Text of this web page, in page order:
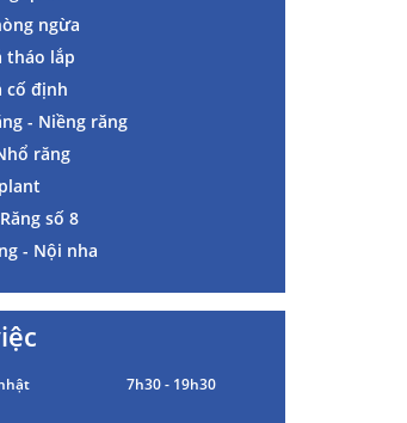
ngừa
tháo lắp
cố định
- Niềng răng
răng
số 8
- Nội nha
7h30 - 19h30